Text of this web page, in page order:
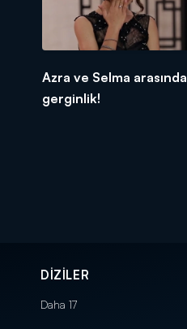
Azra ve Selma arasında
gerginlik!
DİZİLER
Daha 17